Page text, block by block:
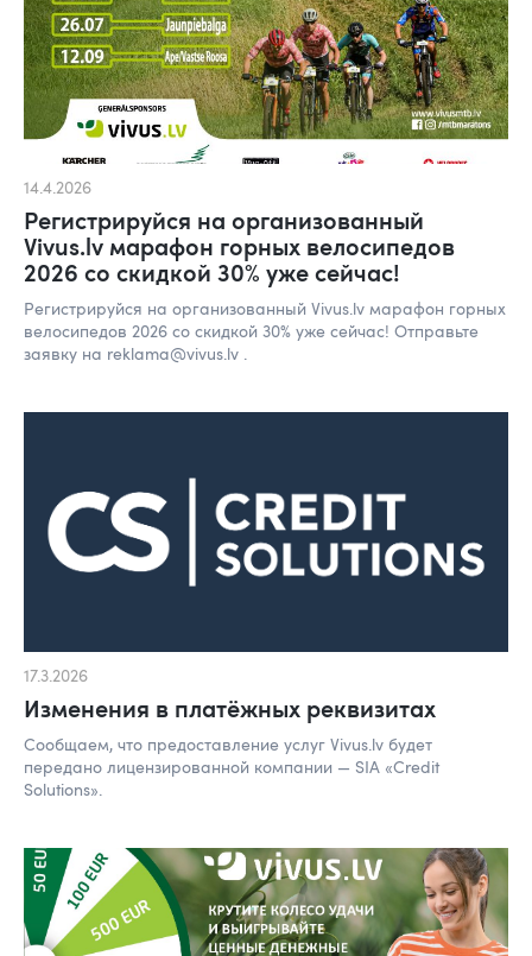
14.4.2026
Регистрируйся на организованный
Vivus.lv марафон горных велосипедов
2026 со скидкой 30% уже сейчас!
Регистрируйся на организованный Vivus.lv марафон горных
велосипедов 2026 со скидкой 30% уже сейчас! Отправьте
заявку на reklama@vivus.lv .
17.3.2026
Изменения в платёжных реквизитах
Сообщаем, что предоставление услуг Vivus.lv будет
передано лицензированной компании — SIA «Credit
Solutions».